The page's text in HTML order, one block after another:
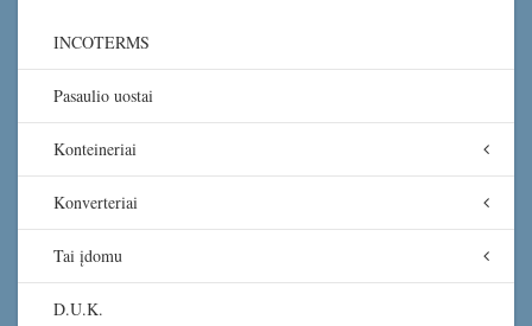
INCOTERMS
Pasaulio uostai
Konteineriai
Konverteriai
Tai įdomu
D.U.K.